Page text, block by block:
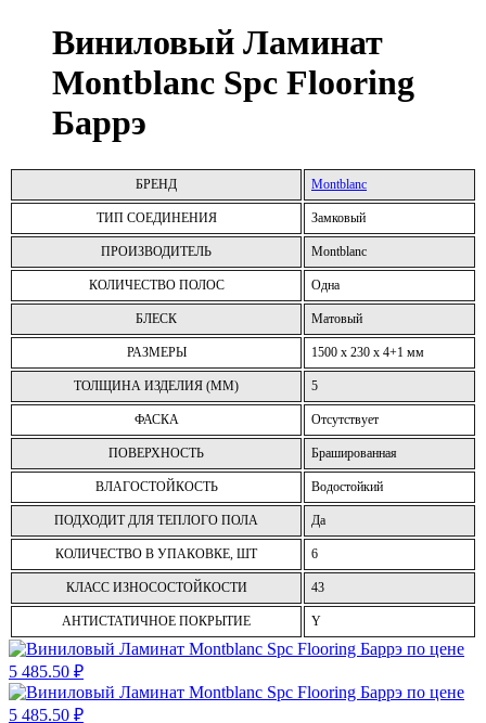
Виниловый Ламинат
Montblanc Spc Flooring
Баррэ
БРЕНД Montblanc
ТИП СОЕДИНЕНИЯ Замковый
ПРОИЗВОДИТЕЛЬ Montblanc
КОЛИЧЕСТВО ПОЛОС Одна
БЛЕСК Матовый
РАЗМЕРЫ 1500 x 230 x 4+1 мм
ТОЛЩИНА ИЗДЕЛИЯ (ММ) 5
ФАСКА Отсутствует
ПОВЕРХНОСТЬ Брашированная
ВЛАГОСТОЙКОСТЬ Водостойкий
ПОДХОДИТ ДЛЯ ТЕПЛОГО ПОЛА Да
КОЛИЧЕСТВО В УПАКОВКЕ, ШТ 6
КЛАСС ИЗНОСОСТОЙКОСТИ 43
АНТИСТАТИЧНОЕ ПОКРЫТИЕ Y